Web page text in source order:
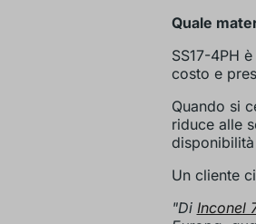
Quale
SS17-4PH
costo e
Quando si
riduce alle
Un cliente
"Di Inconel